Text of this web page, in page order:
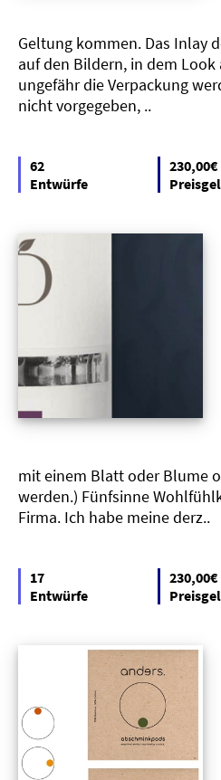
Geltung kommen. Das Inlay
auf den Bildern, in dem Look
ungefähr die Verpackung
nicht vorgegeben, ..
62
Entwürfe
230,00€
mit einem Blatt oder Blume
werden.) Fünfsinne
Firma. Ich habe meine derz..
17
Entwürfe
230,00€